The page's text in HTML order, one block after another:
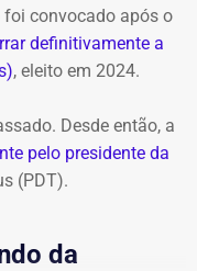
convocado após o
definitivamente a
, eleito em 2024.
Desde então, a
pelo presidente da
(PDT).
da